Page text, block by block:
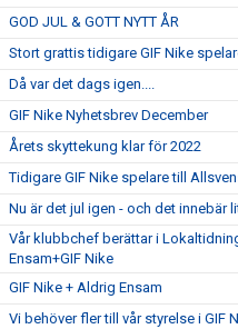
GOD JUL & GOTT NYTT ÅR
Stort grattis tidigare GIF Nike
Då var det dags igen....
GIF Nike Nyhetsbrev December
Årets skyttekung klar för 2022
Tidigare GIF Nike spelare till
Nu är det jul igen - och det innebär
Vår klubbchef berättar i
Ensam+GIF Nike
GIF Nike + Aldrig Ensam
Vi behöver fler till vår styrelse i GIF